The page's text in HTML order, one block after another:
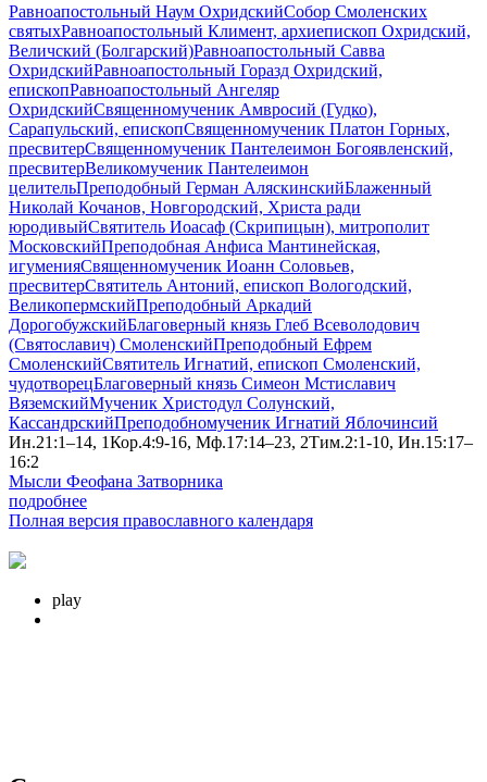
Равноапостольный Наум ОхридскийСобор Смоленских
святыхРавноапостольный Климент, архиепископ Охридский,
Величский (Болгарский)Равноапостольный Савва
ОхридскийРавноапостольный Горазд Охридский,
епископРавноапостольный Ангеляр
ОхридскийСвященномученик Амвросий (Гудко),
Сарапульский, епископСвященномученик Платон Горных,
пресвитерСвященномученик Пантелеимон Богоявленский,
пресвитерВеликомученик Пантелеимон
целительПреподобный Герман АляскинскийБлаженный
Николай Кочанов, Новгородский, Христа ради
юродивыйСвятитель Иоасаф (Скрипицын), митрополит
МосковскийПреподобная Анфиса Мантинейская,
игуменияСвященномученик Иоанн Соловьев,
пресвитерСвятитель Антоний, епископ Вологодский,
ВеликопермскийПреподобный Аркадий
ДорогобужскийБлаговерный князь Глеб Всеволодович
(Святославич) СмоленскийПреподобный Ефрем
СмоленскийСвятитель Игнатий, епископ Смоленский,
чудотворецБлаговерный князь Симеон Мстиславич
ВяземскийМученик Христодул Солунский,
КассандрскийПреподобномученик Игнатий Яблочинсий
Ин.21:1–14, 1Кор.4:9-16, Мф.17:14–23, 2Тим.2:1-10, Ин.15:17–
16:2
Мысли Феофана Затворника
подробнее
Полная версия православного календаря
play